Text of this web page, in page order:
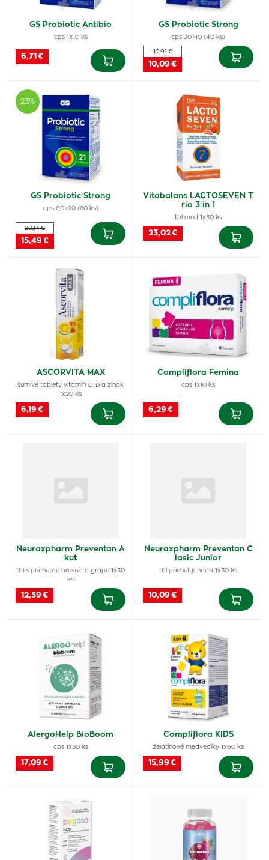
GS Probiotic Antibio
cps 1x10 ks
6,71 €
GS Probiotic Strong
cps 30+10 (40 ks)
12,91 €
10,09 €
23%
GS Probiotic Strong
cps 60+20 (80 ks)
20,14 €
15,49 €
Vitabalans LACTOSEVEN T
rio 3 in 1
tbl mnd 1x50 ks
23,02 €
ASCORVITA MAX
šumivé tablety vitamín C, D a zinok
1x20 ks
6,19 €
Compliflora Femina
cps 1x10 ks
6,29 €
Neuraxpharm Preventan A
kut
tbl s príchuťou brusníc a grapu 1x30
ks
12,59 €
Neuraxpharm Preventan C
lasic Junior
tbl príchuť jahoda 1x30 ks
10,09 €
AlergoHelp BioBoom
cps 1x30 ks
17,09 €
Compliflora KIDS
želatínové medvedíky 1x60 ks
15,99 €